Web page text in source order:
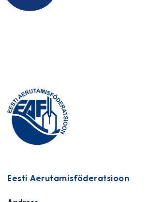
Eesti Aerutamisföderatsioon